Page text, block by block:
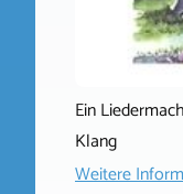
Ein
Klang
Weitere